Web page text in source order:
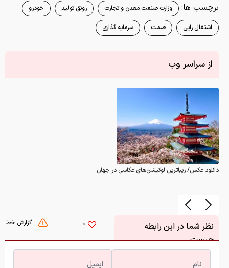
برچسب ها: وزارت صنعت معدن و تجارت رونق تولید خودرو
اشتغال زایی صمت سرمایه گذاری
از سراسر وب
دانلود عکس/ زیباترین لوکیشن‌های عکاسی در جهان
گزارش خطا 0
نظر شما در این رابطه
چیست